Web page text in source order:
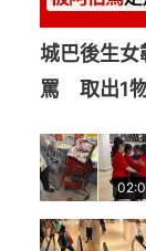
城巴後生女
罵 取出1